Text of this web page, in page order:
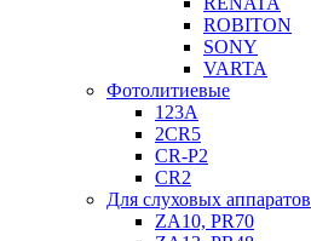
ROBITON
SONY
VARTA
Фотолитиевые
123A
2CR5
CR-P2
CR2
Для слуховых аппаратов
ZA10, PR70